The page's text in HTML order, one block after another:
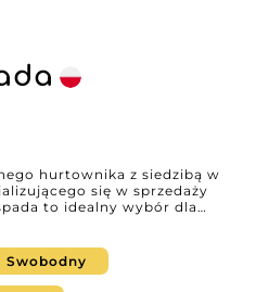
hurtownika z siedzibą w
się w sprzedaży
to idealny wybór dla
unikalne atuty Espada,
w całej Europie.
Espada łączą modny
Swobodny